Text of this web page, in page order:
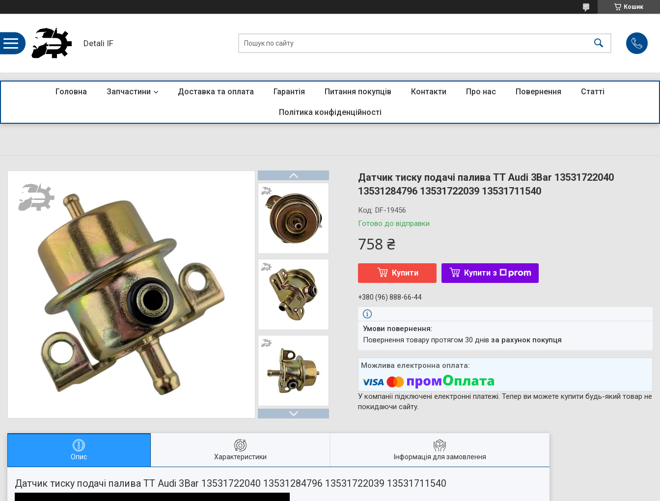
Кошик
Detali IF
Головна Запчастини Доставка та оплата Гарантія Питання покупців Контакти Про нас Повернення Статті
Політика конфіденційності
Датчик тиску подачі палива TT Audi 3Bar 13531722040
13531284796 13531722039 13531711540
Готово до відправки
Код:DF-19456
758 ₴
Купити Купити з
+380 (96) 888-66-44
повернення товару протягом 30 днівза рахунок покупця
У компанії підключені електронні платежі. Тепер ви можете купити будь-який товар не
покидаючи сайту.
Опис Характеристики Інформація для замовлення
Датчик тиску подачі палива TT Audi 3Bar 13531722040 13531284796 13531722039 13531711540